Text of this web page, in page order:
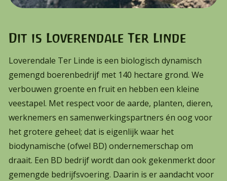
Dit is Loverendale Ter Linde
Loverendale Ter Linde is een biologisch dynamisch
gemengd boerenbedrijf met 140 hectare grond. We
verbouwen groente en fruit en hebben een kleine
veestapel. Met respect voor de aarde, planten, dieren,
werknemers en samenwerkingspartners én oog voor
het grotere geheel; dat is eigenlijk waar het
biodynamische (ofwel BD) ondernemerschap om
draait. Een BD bedrijf wordt dan ook gekenmerkt door
gemengde bedrijfsvoering. Daarin is er aandacht voor